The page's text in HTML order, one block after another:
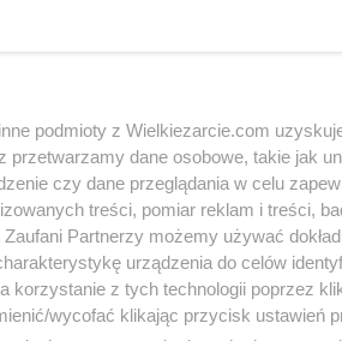
podmioty z Wielkiezarcie.com
dane osobowe, takie jak
czy dane przeglądania w celu
treści, pomiar reklam i treści,
Partnerzy możemy używać
urządzenia do celów
z tych technologii poprzez
wycofać klikając przycisk ustawień